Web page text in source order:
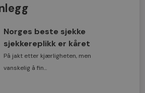
Norges beste sjekke
sjekkereplikk er kåret
På jakt etter kjærligheten, men
vanskelig å fin...